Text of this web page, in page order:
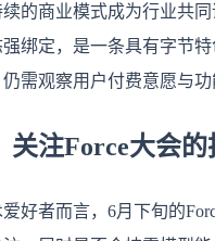
的商业模式成为行业共
强绑定，是一条具有字节
需观察用户付费意愿与功
关注Force大会
好者而言，6月下旬的